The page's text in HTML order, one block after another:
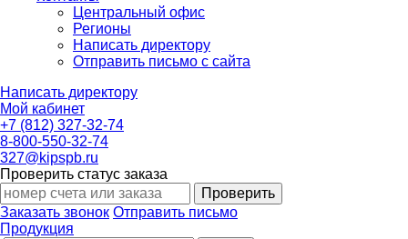
Центральный офис
Регионы
Написать директору
Отправить письмо с сайта
Написать директору
Мой кабинет
+7 (812) 327-32-74
8-800-550-32-74
327@kipspb.ru
Проверить статус заказа
Проверить
Заказать звонок Отправить письмо
Продукция